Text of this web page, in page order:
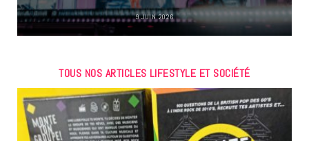
9 JUIN 2026
TOUS NOS ARTICLES LIFESTYLE ET SOCIÉTÉ